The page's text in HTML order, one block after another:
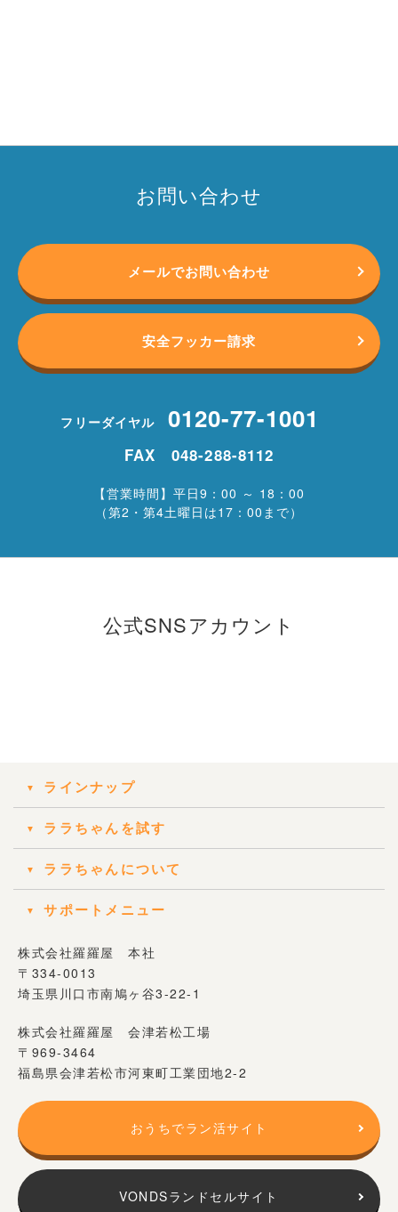
お問い合わせ
メールでお問い合わせ
安全フッカー請求
フリーダイヤル 0120-77-1001
FAX 048-288-8112
【営業時間】平日9：00 ～ 18：00
（第2・第4土曜日は17：00まで）
公式SNSアカウント
ラインナップ
ララちゃんを試す
ララちゃんについて
サポートメニュー
株式会社羅羅屋 本社
〒334-0013
埼玉県川口市南鳩ヶ谷3-22-1
株式会社羅羅屋 会津若松工場
〒969-3464
福島県会津若松市河東町工業団地2-2
おうちでラン活サイト
VONDSランドセルサイト